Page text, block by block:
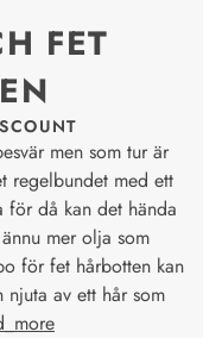
FET
men som tur är
regelbundet med ett
då kan det hända
mer olja som
för fet hårbotten kan
av ett hår som